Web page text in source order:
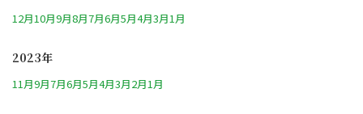
12月10月9月8月7月6月5月4月3月1月
2023年
11月9月7月6月5月4月3月2月1月